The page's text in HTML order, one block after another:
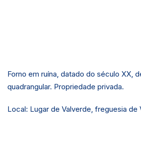
Forno em ruína, datado do século XX,
quadrangular. Propriedade privada.
Local: Lugar de Valverde, freguesia de